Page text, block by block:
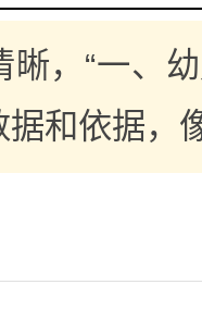
，“一、
和依据，